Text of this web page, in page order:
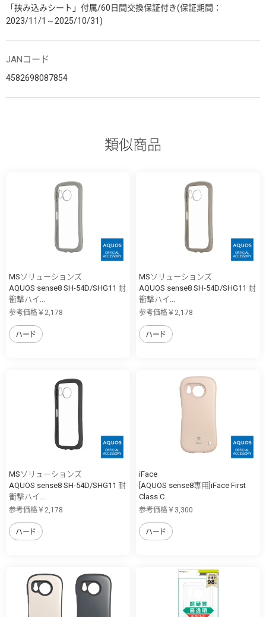
「挟み込みシート」付属/60日間交換保証付き(保証期間：
2023/11/1～2025/10/31)
JANコード
4582698087854
類似商品
MSソリューションズ
AQUOS sense8 SH-54D/SHG11 耐
衝撃ハイ...
参考価格￥2,178
ハード
MSソリューションズ
AQUOS sense8 SH-54D/SHG11 耐
衝撃ハイ...
参考価格￥2,178
ハード
MSソリューションズ
AQUOS sense8 SH-54D/SHG11 耐
衝撃ハイ...
参考価格￥2,178
ハード
iFace
[AQUOS sense8専用]iFace First
Class C...
参考価格￥3,300
ハード